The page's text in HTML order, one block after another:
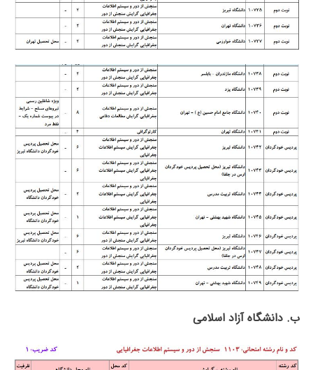
ب. دانشگاه آزاد اﺳﻼمی